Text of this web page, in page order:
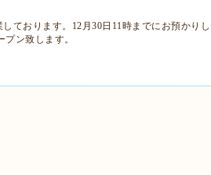
ております。12月30日11時までにお預かり
ン致します。